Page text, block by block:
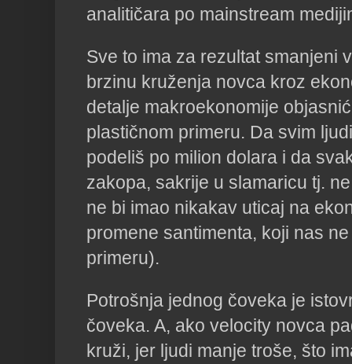
analitičara po mainstream
Sve to ima za rezultat smanjeni
brzinu kruženja novca kroz
detalje makroekonomije
plastičnom primeru. Da svim
podeliš po milion dolara i da
zakopa, sakrije u slamaricu tj.
ne bi imao nikakav uticaj na
promene santimenta, koji nas
primeru).
Potrošnja jednog čoveka je
čoveka. A, ako velocity novca
kruži, jer ljudi manje troše, što